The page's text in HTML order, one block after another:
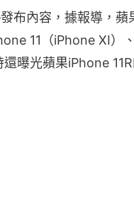
布內容，據報導，蘋
11（iPhone XI）
曝光蘋果iPhone